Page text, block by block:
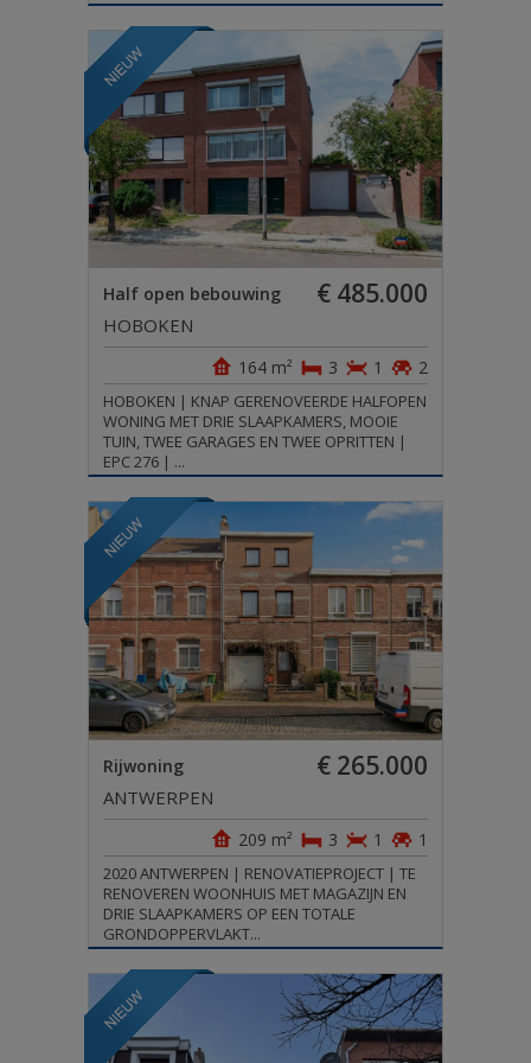
Half open bebouwing € 485.000
HOBOKEN
2
1
3
164 m²
HOBOKEN | KNAP GERENOVEERDE HALFOPEN
WONING MET DRIE SLAAPKAMERS, MOOIE
TUIN, TWEE GARAGES EN TWEE OPRITTEN |
EPC 276 | ...
Rijwoning € 265.000
ANTWERPEN
1
1
3
209 m²
2020 ANTWERPEN | RENOVATIEPROJECT | TE
RENOVEREN WOONHUIS MET MAGAZIJN EN
DRIE SLAAPKAMERS OP EEN TOTALE
GRONDOPPERVLAKT...